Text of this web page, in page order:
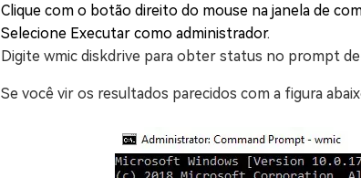
Clique com o botão direito do mouse na janela de
Selecione Executar como administrador.
Digite wmic diskdrive para obter status no prompt de
Se você vir os resultados parecidos com a figura